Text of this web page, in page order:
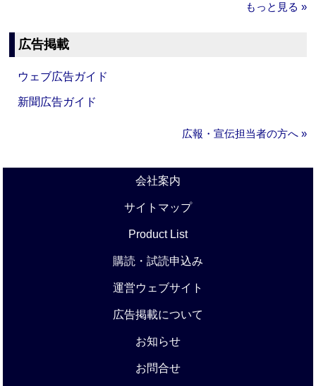
もっと見る »
広告掲載
ウェブ広告ガイド
新聞広告ガイド
広報・宣伝担当者の方へ »
会社案内
サイトマップ
Product List
購読・試読申込み
運営ウェブサイト
広告掲載について
お知らせ
お問合せ